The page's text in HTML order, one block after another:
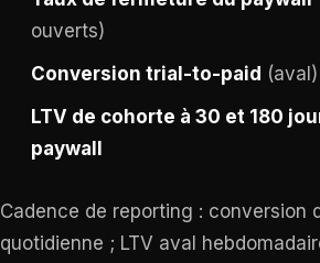
ouverts)
Conversion trial-to-paid (aval)
LTV de cohorte à 30 et 180
paywall
Cadence de reporting : conversion
quotidienne ; LTV aval